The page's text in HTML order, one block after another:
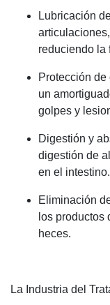
Lubricación
reduciendo la
Protección
un
golpes y
Digestión y
digestión de
en el intestino.
Eliminación
los productos
heces.
La Industria del